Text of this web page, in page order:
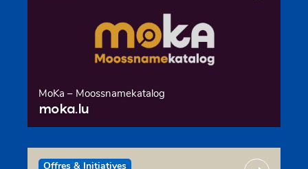
MoKa – Moossnamekatalog
moka.lu
Offres & Initiatives